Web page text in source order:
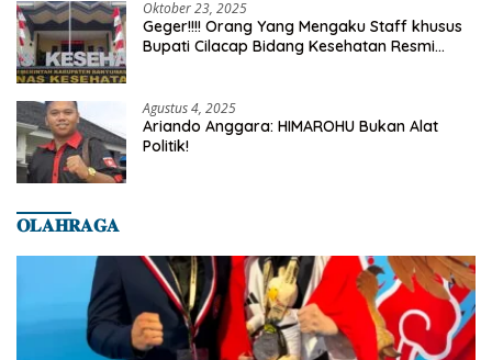
Oktober 23, 2025
Geger!!!! Orang Yang Mengaku Staff khusus
Bupati Cilacap Bidang Kesehatan Resmi
Agustus 4, 2025
Ariando Anggara: HIMAROHU Bukan Alat
Politik!
𝐎𝐋𝐀𝐇𝐑𝐀𝐆𝐀